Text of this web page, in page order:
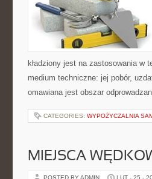
kładziony jest na zastosowania w
medium techniczne: jej pobór,
omawiana jest obszar
CATEGORIES: WYPOŻYCZALNIA
MIEJSCA
POSTED BY ADMIN LUT - 25 -